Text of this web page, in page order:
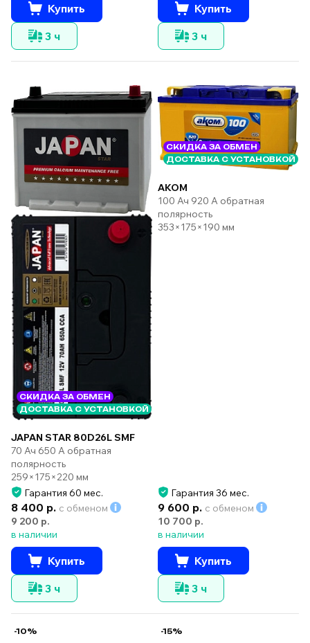
Купить
3 ч
Купить
3 ч
СКИДКА ЗА ОБМЕН
ДОСТАВКА С УСТАНОВКОЙ
JAPAN STAR 80D26L SMF
70 Ач 650 А обратная
полярность
259×175×220 мм
Гарантия 60 мес.
8 400 р. с обменом
9 200 р.
в наличии
Купить
3 ч
СКИДКА ЗА ОБМЕН
ДОСТАВКА С УСТАНОВКОЙ
AKOM
100 Ач 920 А обратная
полярность
353×175×190 мм
Гарантия 36 мес.
9 600 р. с обменом
10 700 р.
в наличии
Купить
3 ч
-10% -15%